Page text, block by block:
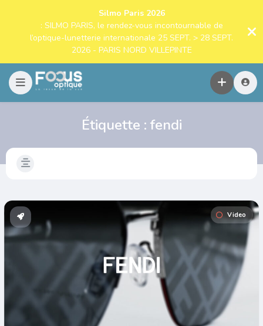
Silmo Paris 2026
: SILMO PARIS, le rendez-vous incontournable de
l’optique-lunetterie internationale 25 SEPT. > 28 SEPT.
2026 - PARIS NORD VILLEPINTE
Étiquette : fendi
Video